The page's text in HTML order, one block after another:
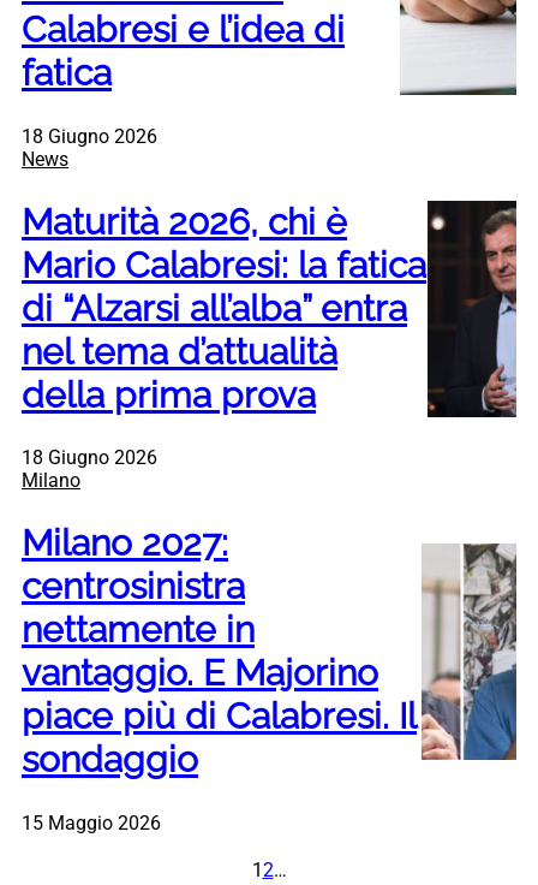
Calabresi e l’idea di
fatica
18 Giugno 2026
News
Maturità 2026, chi è
Mario Calabresi: la fatica
di “Alzarsi all’alba” entra
nel tema d’attualità
della prima prova
18 Giugno 2026
Milano
Milano 2027:
centrosinistra
nettamente in
vantaggio. E Majorino
piace più di Calabresi. Il
sondaggio
15 Maggio 2026
1 2…